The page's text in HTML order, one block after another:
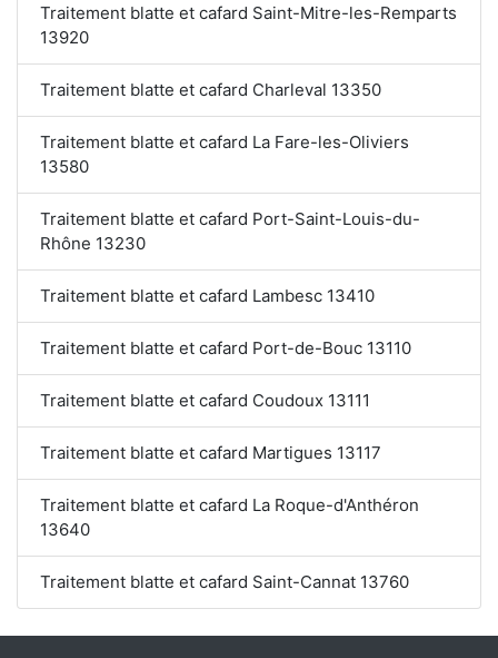
Traitement blatte et cafard Saint-Mitre-les-Remparts
13920
Traitement blatte et cafard Charleval 13350
Traitement blatte et cafard La Fare-les-Oliviers
13580
Traitement blatte et cafard Port-Saint-Louis-du-
Rhône 13230
Traitement blatte et cafard Lambesc 13410
Traitement blatte et cafard Port-de-Bouc 13110
Traitement blatte et cafard Coudoux 13111
Traitement blatte et cafard Martigues 13117
Traitement blatte et cafard La Roque-d'Anthéron
13640
Traitement blatte et cafard Saint-Cannat 13760